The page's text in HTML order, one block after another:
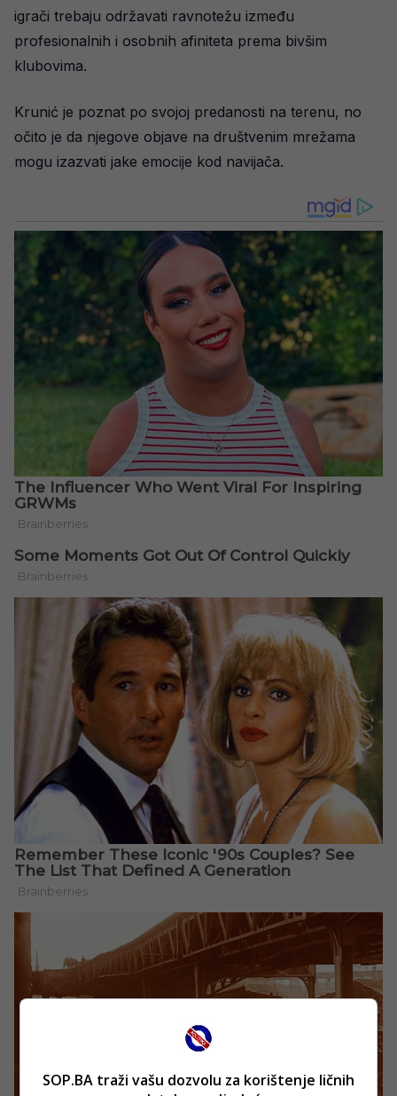
igrači trebaju održavati ravnotežu između
profesionalnih i osobnih afiniteta prema bivšim
klubovima.
Krunić je poznat po svojoj predanosti na terenu, no
očito je da njegove objave na društvenim mrežama
mogu izazvati jake emocije kod navijača.
SOP.BA traži vašu dozvolu za korištenje ličnih